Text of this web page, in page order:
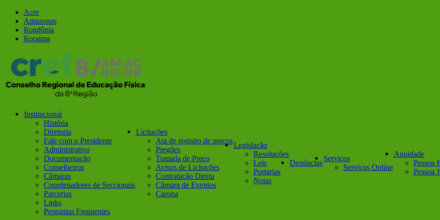
para
conteúdo
Facebook
Instagram
Acre
Amazonas
Rondônia
Roraima
Institucional
História
Diretoria
Fale com o Presidente
Administrativo
Documentação
Conselheiros
Câmaras
Coordenadores de Seccionais
Parcerias
Links
Perguntas Frequentes
Licitações
Ata de registro de preços
Pregões
Tomada de Preço
Avisos de Licitações
Contratação Direta
Câmara de Eventos
Carona
Legislação
Resoluções
Leis
Portarias
Notas
Denúncias
Serviços
Serviços Online
Anuidade
Pessoa
Pessoa